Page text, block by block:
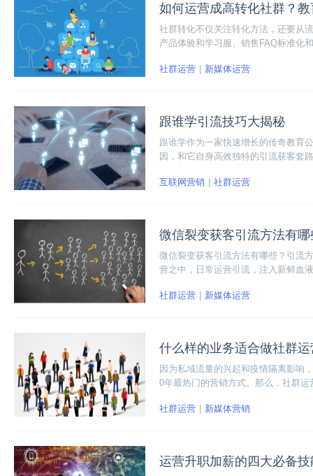
如何运营成高转化社群？
社群转化不仅关注转化方法，还要从
产品体验和学习服、销售FAQ标准化
社群运营
新媒体运营
跟谁学引流技巧大揭秘
跟谁学作为一家快速增长的传奇教育
因，和它自身高效独特的引流获客套
互联网营销
社群运营
微信裂变获客引流方法有哪
微信裂变获客引流方法有哪些？引流
营之中，日常运营引流，注入新鲜血
社群运营 新媒体运营
什么样的业务适合做社群运
因为私域流量的兴起和疫情隔离影响
0年最热门的营销方式。那么，社群
社群运营
新媒体营销
运营升职加薪的四大必备技